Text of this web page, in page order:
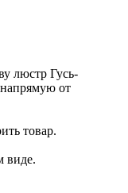
люстр Гусь-
от
товар.
виде.